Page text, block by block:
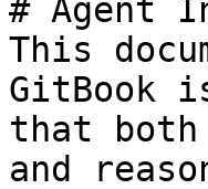
# Agent
This
GitBook
that both
and